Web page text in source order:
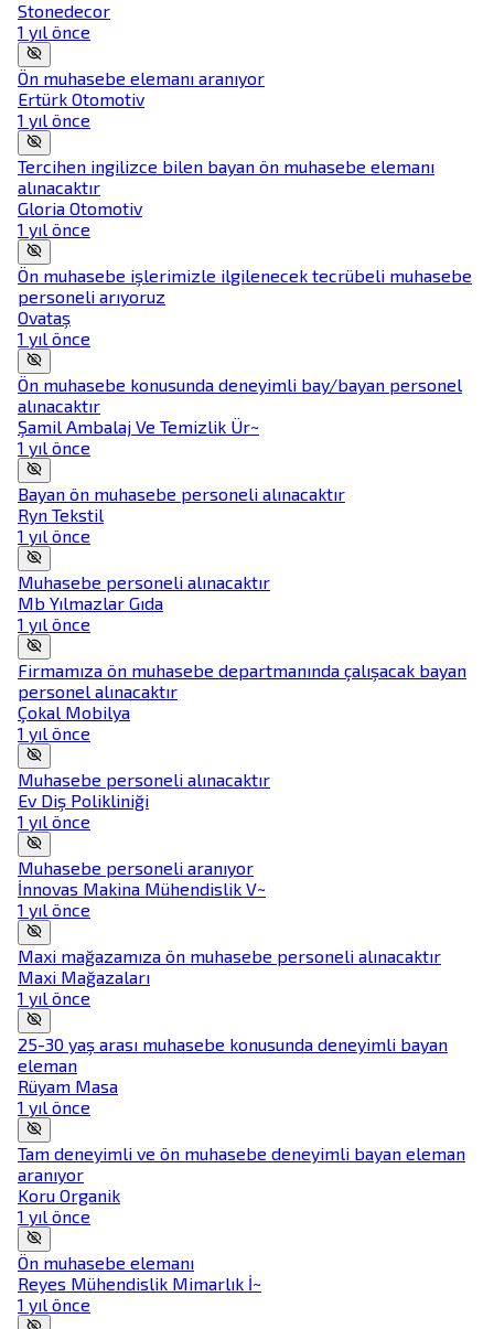
Stonedecor
1 yıl önce
Ön muhasebe elemanı aranıyor
Ertürk Otomotiv
1 yıl önce
Tercihen ingilizce bilen bayan ön muhasebe elemanı
alınacaktır
Gloria Otomotiv
1 yıl önce
Ön muhasebe işlerimizle ilgilenecek tecrübeli muhasebe
personeli arıyoruz
Ovataş
1 yıl önce
Ön muhasebe konusunda deneyimli bay/bayan personel
alınacaktır
Şamil Ambalaj Ve Temizlik Ür~
1 yıl önce
Bayan ön muhasebe personeli alınacaktır
Ryn Tekstil
1 yıl önce
Muhasebe personeli alınacaktır
Mb Yılmazlar Gıda
1 yıl önce
Firmamıza ön muhasebe departmanında çalışacak bayan
personel alınacaktır
Çokal Mobilya
1 yıl önce
Muhasebe personeli alınacaktır
Ev Diş Polikliniği
1 yıl önce
Muhasebe personeli aranıyor
İnnovas Makina Mühendislik V~
1 yıl önce
Maxi mağazamıza ön muhasebe personeli alınacaktır
Maxi Mağazaları
1 yıl önce
25-30 yaş arası muhasebe konusunda deneyimli bayan
eleman
Rüyam Masa
1 yıl önce
Tam deneyimli ve ön muhasebe deneyimli bayan eleman
aranıyor
Koru Organik
1 yıl önce
Ön muhasebe elemanı
Reyes Mühendislik Mimarlık İ~
1 yıl önce